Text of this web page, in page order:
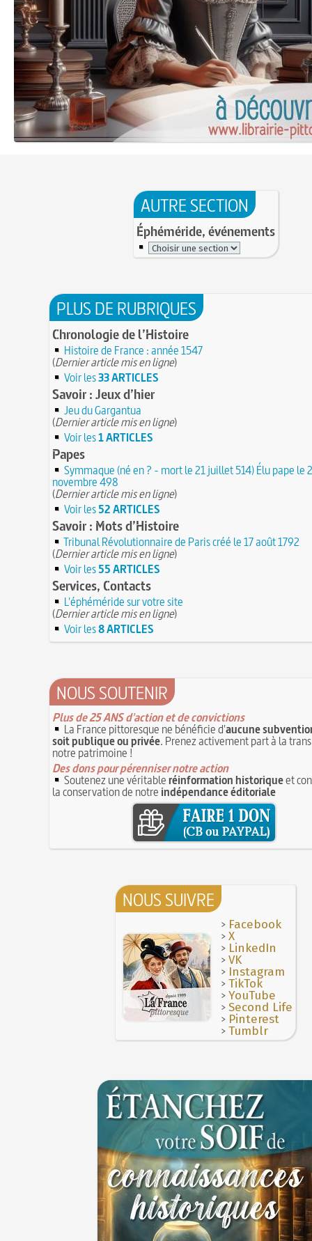
AUTRE SECTION
Éphéméride, événements
PLUS DE RUBRIQUES
Chronologie de l’Histoire
Histoire de France : année 1547
(Dernier article mis en ligne)
Voir les33 ARTICLES
Savoir : Jeux d’hier
Jeu du Gargantua
(Dernier article mis en ligne)
Voir les1 ARTICLES
Papes
Symmaque (né en ? - mort le 21 juillet 514) Élu pape le
novembre 498
(Dernier article mis en ligne)
Voir les52 ARTICLES
Savoir : Mots d’Histoire
Tribunal Révolutionnaire de Paris créé le 17 août 1792
(Dernier article mis en ligne)
Voir les55 ARTICLES
Services, Contacts
L'éphéméride sur votre site
(Dernier article mis en ligne)
Voir les8 ARTICLES
NOUS SOUTENIR
Plus de 25 ANS d'action et de convictions
La France pittoresque ne bénéficie d'aucune
soit publique ou privée. Prenez activement part à la
notre patrimoine !
Des dons pour pérenniser notre action
Soutenez une véritableréinformation historiqueet
la conservation de notre indépendance éditoriale
NOUS SUIVRE
> Facebook
>X
> LinkedIn
>VK
> Instagram
>TikTok
>YouTube
>Second Life
> Pinterest
>Tumblr